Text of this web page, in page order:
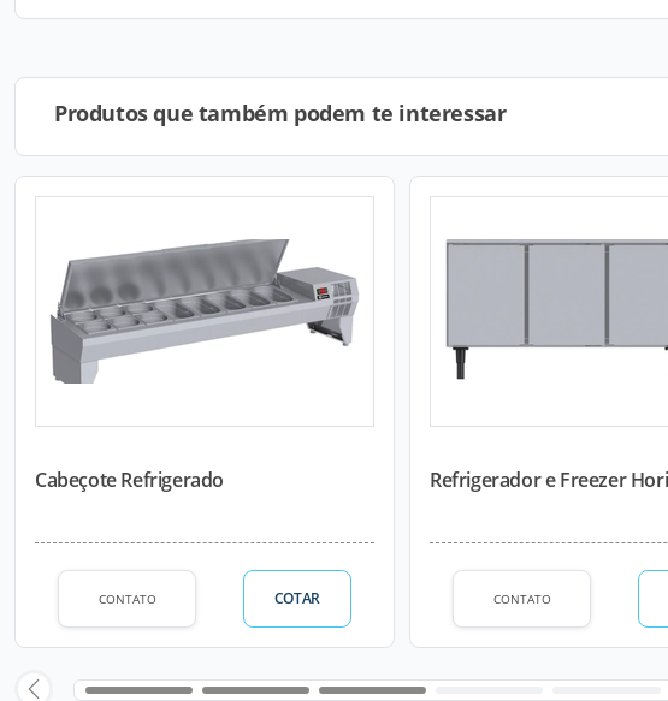
Produtos que também podem te interessar
Cabeçote Refrigerado
CONTATO COTAR
Refrigerador e Freezer
CONTATO